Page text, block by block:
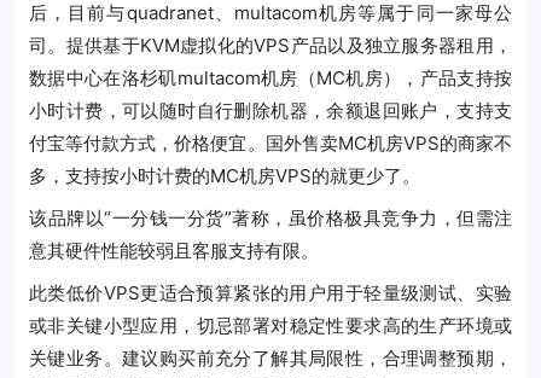
后，目前与quadranet、multacom机房等属于同一家母公
司。提供基于KVM虚拟化的VPS产品以及独立服务器租用，
数据中心在洛杉矶multacom机房（MC机房），产品支持按
小时计费，可以随时自行删除机器，余额退回账户，支持支
付宝等付款方式，价格便宜。国外售卖MC机房VPS的商家不
多，支持按小时计费的MC机房VPS的就更少了。
该品牌以“一分钱一分货”著称，虽价格极具竞争力，但需注
意其硬件性能较弱且客服支持有限。
此类低价VPS更适合预算紧张的用户用于轻量级测试、实验
或非关键小型应用，切忌部署对稳定性要求高的生产环境或
关键业务。建议购买前充分了解其局限性，合理调整预期，